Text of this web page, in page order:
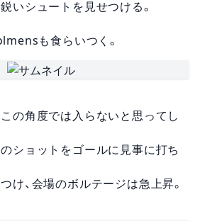
いシュートを見せつける。
も食らいつく。
の角度では入らないと思ってし
ショットをゴールに見事に打ち
け、会場のボルテージは急上昇。